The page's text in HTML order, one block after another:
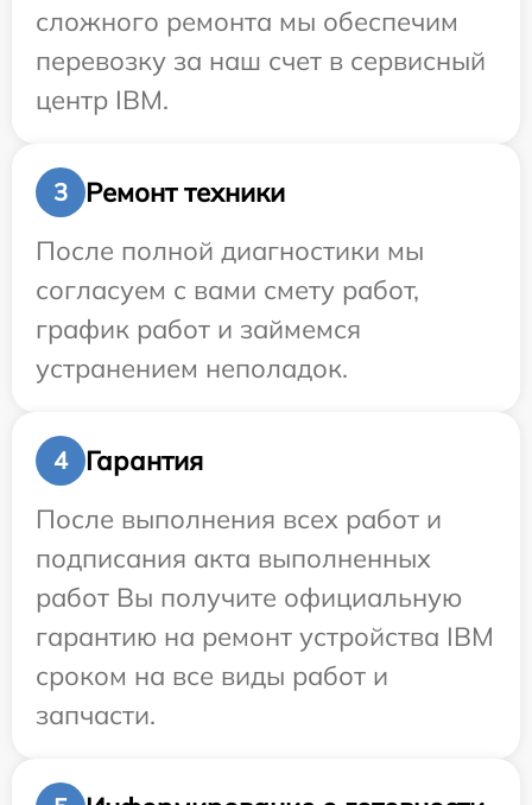
сложного ремонта мы обеспечим
перевозку за наш счет в сервисный
центр IBM.
3
Ремонт техники
После полной диагностики мы
согласуем с вами смету работ,
график работ и займемся
устранением неполадок.
4
Гарантия
После выполнения всех работ и
подписания акта выполненных
работ Вы получите официальную
гарантию на ремонт устройства IBM
сроком на все виды работ и
запчасти.